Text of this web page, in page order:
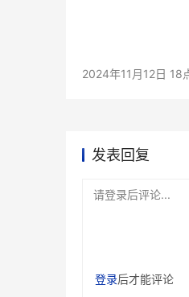
2024年11月12日 18
发表回复
请登录后评论...
登录后才能评论